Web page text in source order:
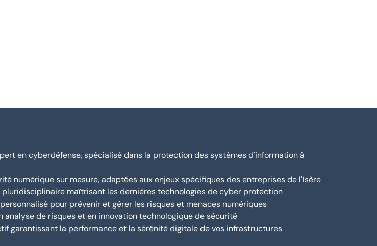
en cyberdéfense, spécialisé dans la protection des systèmes d'information à
numérique sur mesure, adaptées aux enjeux spécifiques des entreprises de l'Isère
pluridisciplinaire maîtrisant les dernières technologies de cyber protection
pour prévenir et gérer les risques et menaces numériques
analyse de risques et en innovation technologique de sécurité
garantissant la performance et la sérénité digitale de vos infrastructures